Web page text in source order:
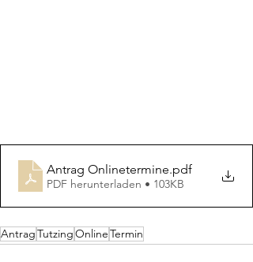
Antrag Onlinetermine.pdf
PDF herunterladen • 103KB
AntragTutzingOnlineTermin